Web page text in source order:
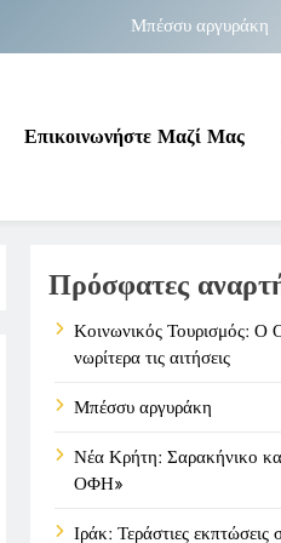
Μπέσσυ αργυράκη
επικίνδυνη γεωπολιτική συγκυρία
Μπέσσυ αργυράκη
και η φράση «Κρήτη ΟΦΗ»
επικίνδυνη γεωπολιτική συγκυρία
Επικοινωνήστε Μαζί Μας
Πρόσφατες
Κοινωνικός Τουρισμός:
νωρίτερα τις αιτήσεις
Μπέσσυ αργυράκη
Νέα Κρήτη: Σαρακήνικο
ΟΦΗ»
Ιράκ: Τεράστιες εκπτώσεις